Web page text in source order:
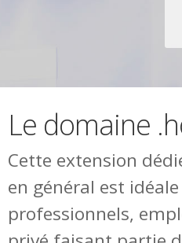
Le domaine
Cette extension
en général est
professionnels,